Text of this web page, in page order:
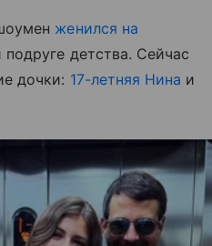
женился на
подруге детства. Сейчас
дочки: 17-летняя Нина и